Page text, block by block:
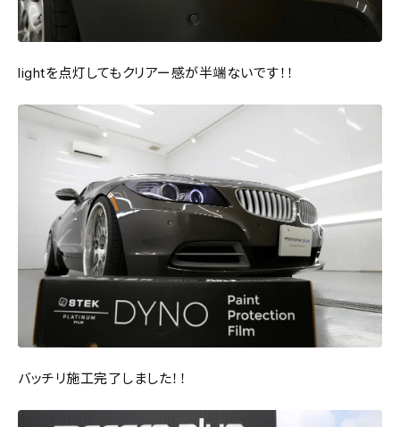
lightを点灯してもクリアー感が半端ないです！！
バッチリ施工完了しました！！